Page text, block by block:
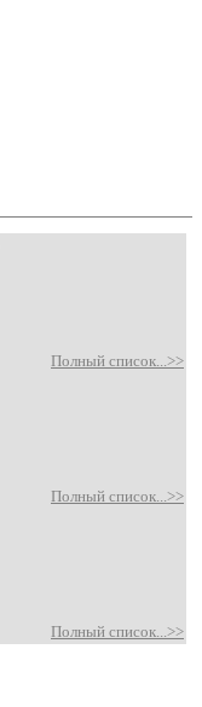
Полный список...>>
Полный список...>>
Полный список...>>